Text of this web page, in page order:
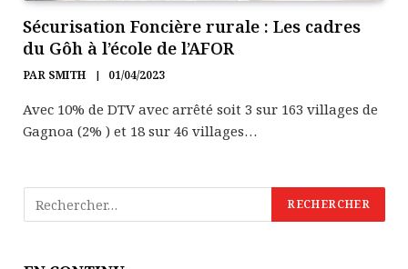
Sécurisation Foncière rurale : Les cadres
du Gôh à l’école de l’AFOR
PAR SMITH 01/04/2023
Avec 10% de DTV avec arrêté soit 3 sur 163 villages de
Gagnoa (2% ) et 18 sur 46 villages…